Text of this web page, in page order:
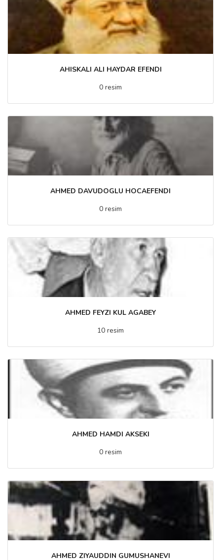
AHISKALI ALI HAYDAR EFENDI
0 resim
AHMED DAVUDOGLU HOCAEFENDI
0 resim
AHMED FEYZI KUL AGABEY
10 resim
AHMED HAMDI AKSEKI
0 resim
AHMED ZIYAUDDIN GUMUSHANEVI